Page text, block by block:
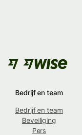
Bedrijf en team
Bedrijf en team
Beveiliging
Pers